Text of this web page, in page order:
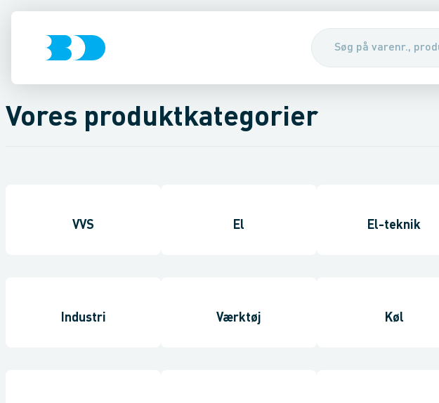
Vores produktkategorier
VVS El El-teknik
Industri Værktøj Køl